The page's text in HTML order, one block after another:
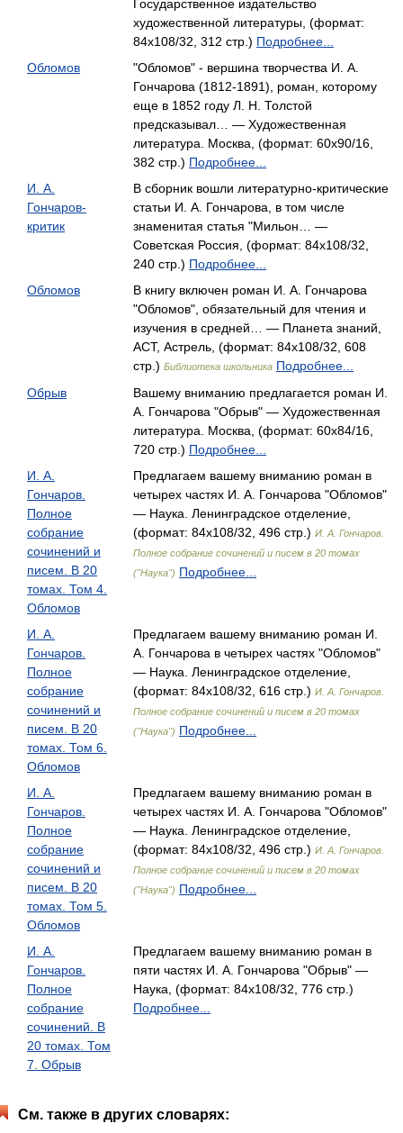
Государственное издательство
художественной литературы, (формат:
84x108/32, 312 стр.) Подробнее...
Обломов
"Обломов" - вершина творчества И. А.
Гончарова (1812-1891), роман, которому
еще в 1852 году Л. Н. Толстой
предсказывал… — Художественная
литература. Москва, (формат: 60x90/16,
382 стр.) Подробнее...
И. А.
Гончаров-
критик
В сборник вошли литературно-критические
статьи И. А. Гончарова, в том числе
знаменитая статья "Мильон… —
Советская Россия, (формат: 84x108/32,
240 стр.) Подробнее...
Обломов
В книгу включен роман И. А. Гончарова
"Обломов", обязательный для чтения и
изучения в средней… — Планета знаний,
АСТ, Астрель, (формат: 84x108/32, 608
стр.) Библиотека школьника Подробнее...
Обрыв
Вашему вниманию предлагается роман И.
А. Гончарова "Обрыв" — Художественная
литература. Москва, (формат: 60x84/16,
720 стр.) Подробнее...
И. А.
Гончаров.
Полное
собрание
сочинений и
писем. В 20
томах. Том 4.
Обломов
Предлагаем вашему вниманию роман в
четырех частях И. А. Гончарова "Обломов"
— Наука. Ленинградское отделение,
(формат: 84x108/32, 496 стр.) И. А. Гончаров.
Полное собрание сочинений и писем в 20 томах
("Наука") Подробнее...
И. А.
Гончаров.
Полное
собрание
сочинений и
писем. В 20
томах. Том 6.
Обломов
Предлагаем вашему вниманию роман И.
А. Гончарова в четырех частях "Обломов"
— Наука. Ленинградское отделение,
(формат: 84x108/32, 616 стр.) И. А. Гончаров.
Полное собрание сочинений и писем в 20 томах
("Наука") Подробнее...
И. А.
Гончаров.
Полное
собрание
сочинений и
писем. В 20
томах. Том 5.
Обломов
Предлагаем вашему вниманию роман в
четырех частях И. А. Гончарова "Обломов"
— Наука. Ленинградское отделение,
(формат: 84x108/32, 496 стр.) И. А. Гончаров.
Полное собрание сочинений и писем в 20 томах
("Наука") Подробнее...
И. А.
Гончаров.
Полное
собрание
сочинений. В
20 томах. Том
7. Обрыв
Предлагаем вашему вниманию роман в
пяти частях И. А. Гончарова "Обрыв" —
Наука, (формат: 84x108/32, 776 стр.)
Подробнее...
См. также в других словарях: